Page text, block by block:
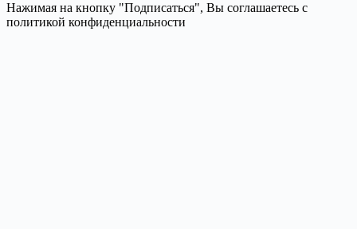
Нажимая на кнопку "Подписаться", Вы соглашаетесь с
политикой конфиденциальности